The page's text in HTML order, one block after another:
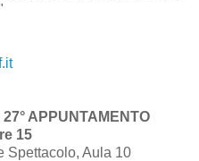
APPUNTAMENTO
15
Spettacolo, Aula 10